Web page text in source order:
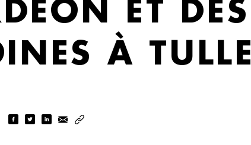
ET DES
À TULLE